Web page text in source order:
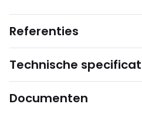
Referenties
Technische
Documenten